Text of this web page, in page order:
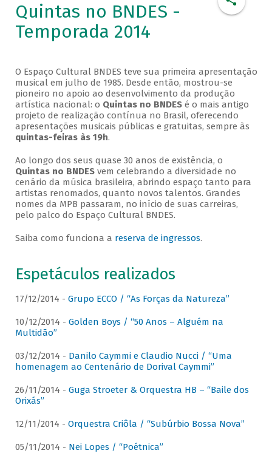
Quintas no BNDES -
Temporada 2014
O Espaço Cultural BNDES teve sua primeira apresentação
musical em julho de 1985. Desde então, mostrou-se
pioneiro no apoio ao desenvolvimento da produção
artística nacional: o Quintas no BNDESé o mais antigo
projeto de realização contínua no Brasil, oferecendo
apresentações musicais públicas e gratuitas, sempre às
quintas-feiras às 19h.
Ao longo dos seus quase 30 anos de existência, o
Quintas no BNDESvem celebrando a diversidade no
cenário da música brasileira, abrindo espaço tanto para
artistas renomados, quanto novos talentos. Grandes
nomes da MPB passaram, no início de suas carreiras,
pelo palco do Espaço Cultural BNDES.
Saiba como funciona a reserva de ingressos.
Espetáculos realizados
17/12/2014 - Grupo ECCO / “As Forças da Natureza”
10/12/2014 - Golden Boys / “50 Anos – Alguém na
Multidão”
03/12/2014 - Danilo Caymmi e Claudio Nucci / “Uma
homenagem ao Centenário de Dorival Caymmi”
26/11/2014 - Guga Stroeter & Orquestra HB – “Baile dos
Orixás”
12/11/2014 - Orquestra Criôla / “Subúrbio Bossa Nova”
05/11/2014 - Nei Lopes / “Poétnica”